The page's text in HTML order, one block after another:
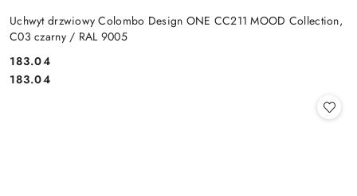
Uchwyt drzwiowy Colombo Design ONE CC211 MOOD Collection,
C03 czarny / RAL 9005
Cena:
183.04
Cena:
183.04